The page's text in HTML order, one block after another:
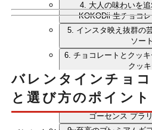
4. 大人の味わいを
KOKODii 生チョコ
5. インスタ映え抜群の
ソー
6. チョコレートとクッ
クッキ
7. フランス伝統の味を
ュフチョコ
8. ベルギー王室御用達
ゴーセンス プラ
バレンタインチョ
と選び方のポイント